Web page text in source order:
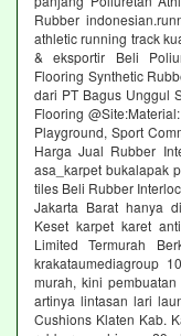
Rubber
athletic running track
& eksportir Beli
Flooring Synthetic
dari PT Bagus Unggul
Flooring
Playground, Sport
Harga Jual Rubber
asa_karpet bukalapak
tiles Beli Rubber
Jakarta Barat hanya
Keset karpet karet
Limited Termurah
krakataumediagroup
murah, kini
artinya lintasan lari
Cushions Klaten Kab.